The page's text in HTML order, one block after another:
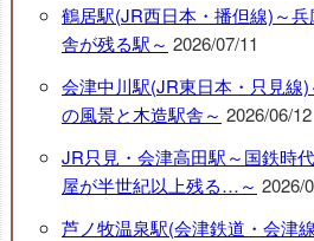
鶴居駅(JR西日本・播但線)～
舎が残る駅～ 2026/07/11
会津中川駅(JR東日本・只見
の風景と木造駅舎～ 2026/06/12
JR只見・会津高田駅～国鉄時
屋が半世紀以上残る…～ 2026/
芦ノ牧温泉駅(会津鉄道・会津